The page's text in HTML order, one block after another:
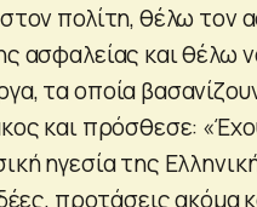
πολίτη, θέλω τον
ασφαλείας και θέλω
τα οποία
και πρόσθεσε:
ηγεσία της
προτάσεις